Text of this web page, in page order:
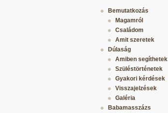
Bemutatkozás
Magamról
Családom
Amit szeretek
Dúlaság
Amiben segíthetek
Szüléstörténetek
Gyakori kérdések
Visszajelzések
Galéria
Babamasszázs